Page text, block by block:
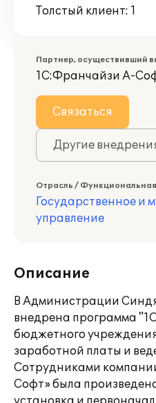
Толстый клиент: 1
Партнер, осуществивший
1С:Франчайзи А-
Связаться
Другие
Отрасль /
Государственное и
управление
Описание
В Администрации
внедрена программа
бюджетного
заработной платы и
Сотрудниками
Софт» была